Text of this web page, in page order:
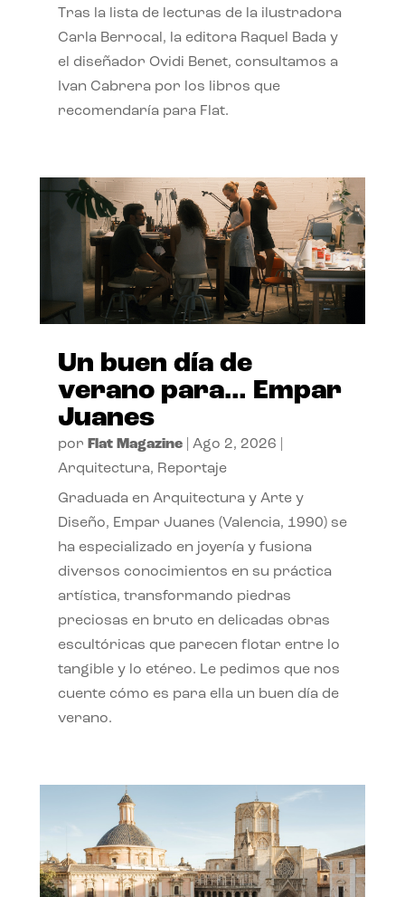
Tras la lista de lecturas de la ilustradora
Carla Berrocal, la editora Raquel Bada y
el diseñador Ovidi Benet, consultamos a
Ivan Cabrera por los libros que
recomendaría para Flat.
Un buen día de
verano para… Empar
Juanes
por Flat Magazine| Ago 2, 2026
Arquitectura, Reportaje
Graduada en Arquitectura y Arte y
Diseño, Empar Juanes (Valencia, 1990) se
ha especializado en joyería y fusiona
diversos conocimientos en su práctica
artística, transformando piedras
preciosas en bruto en delicadas obras
escultóricas que parecen flotar entre lo
tangible y lo etéreo. Le pedimos que nos
cuente cómo es para ella un buen día de
verano.